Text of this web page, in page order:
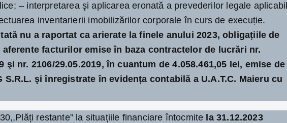
– interpretarea şi aplicarea eronată a prevederilor legale
inventarierii imobilizărilor corporale în curs de execuție.
nu a raportat ca arierate la finele anului 2023, obligațiile de
aferente facturilor emise în baza contractelor de lucrări nr.
şi nr. 2106/29.05.2019, în cuantum de 4.058.461,05 lei, emise de
S.R.L. şi înregistrate în evidența contabilă a U.A.T.C. Maieru cu
restante” la situațiile financiare întocmite la 31.12.2023